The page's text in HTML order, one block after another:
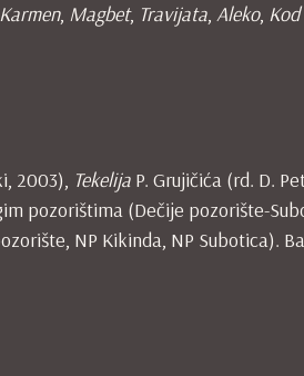
Karmen, Magbet, Travijata, Aleko, Kod
2003), Tekelija P. Grujičića (rd. D.
pozorištima (Dečije pozorište-
NP Kikinda, NP Subotica).